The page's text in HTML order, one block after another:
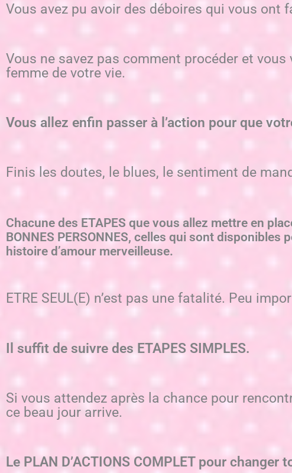
Vous avez pu avoir des déboires qui vous ont
Vous ne savez pas comment procéder et
femme de votre vie.
Vous allez enfin passer à l’action pour que
Finis les doutes, le blues, le sentiment de
Chacune des ETAPES que vous allez mettre en
BONNES PERSONNES, celles qui sont
histoire d’amour merveilleuse.
ETRE SEUL(E) n’est pas une fatalité. Peu
Il suffit de suivre des ETAPES SIMPLES.
Si vous attendez après la chance pour
ce beau jour arrive.
Le PLAN D’ACTIONS COMPLET pour changer